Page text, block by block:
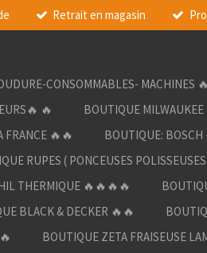
Retrait en magasin
CONSOMMABLES- MACHINES
🔥 BOUTIQUE MILWAUKEE
FRANCE 🔥🔥 BOUTIQUE: BOSCH
RUPES ( PONCEUSES
THERMIQUE 🔥🔥🔥🔥
BLACK & DECKER 🔥🔥
BOUTIQUE ZETA FRAISEUSE